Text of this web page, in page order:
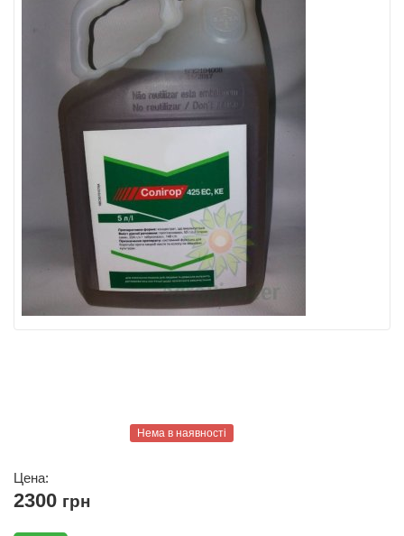
Нема в наявності
Цена:
2300 грн